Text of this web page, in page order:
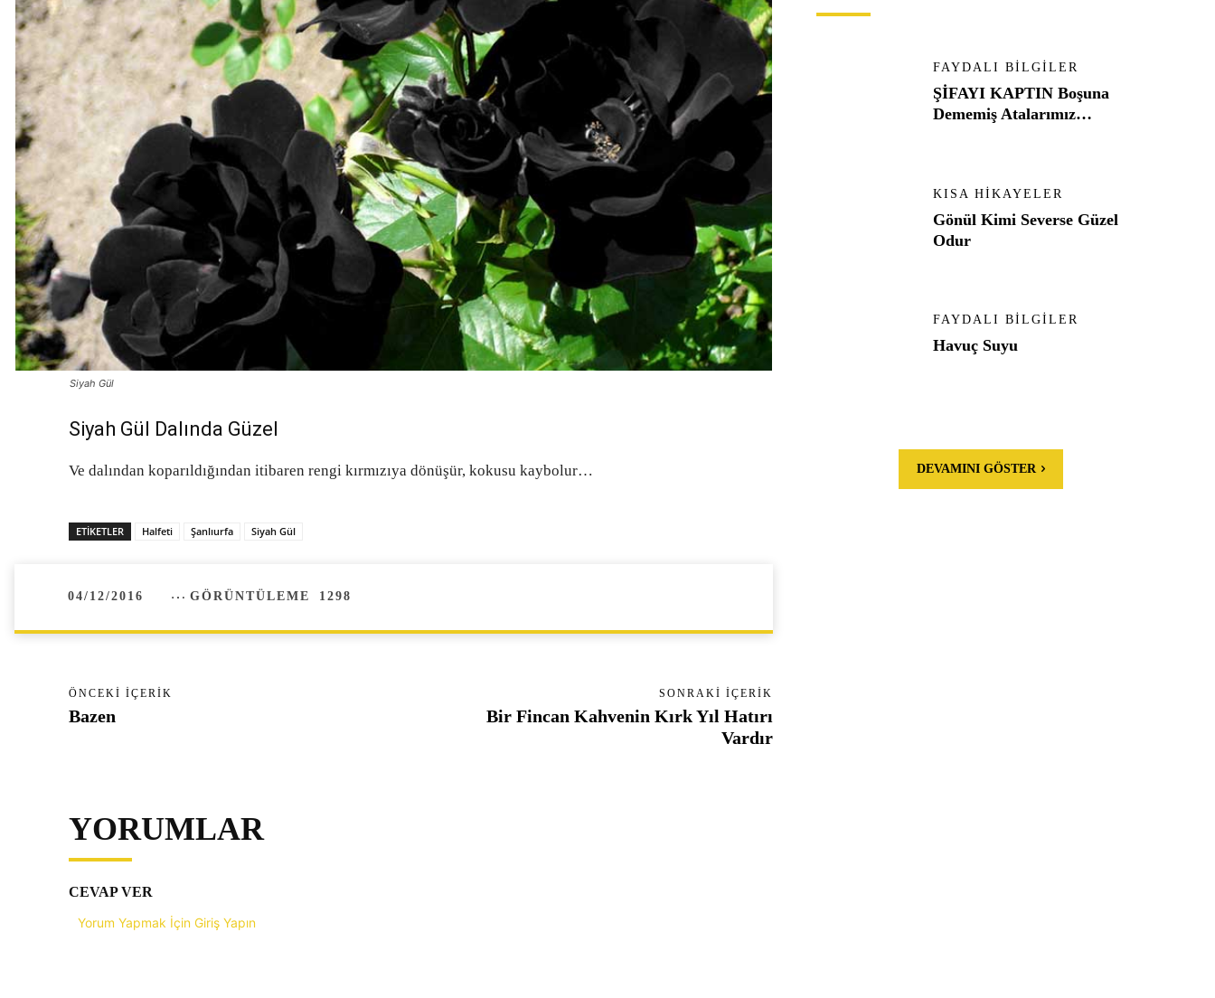
Siyah Gül
Siyah Gül Dalında Güzel
Ve dalından koparıldığından itibaren rengi kırmızıya dönüşür, kokusu kaybolur…
ETIKETLER Halfeti Şanlıurfa Siyah Gül
04/12/2016 GÖRÜNTÜLEME 1298
ÖNCEKI İÇERIK
Bazen
SONRAKI İÇERIK
Bir Fincan Kahvenin Kırk Yıl Hatırı
Vardır
YORUMLAR
CEVAP VER
Yorum Yapmak İçin Giriş Yapın
FAYDALI BILGILER
ŞİFAYI KAPTIN Boşuna
Dememiş Atalarımız…
KISA HIKAYELER
Gönül Kimi Severse Güzel
Odur
FAYDALI BILGILER
Havuç Suyu
DEVAMINI GÖSTER